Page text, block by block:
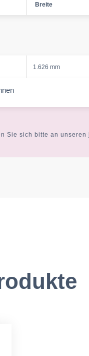
Breite
1.626 mm
Sie sich bitte an unseren